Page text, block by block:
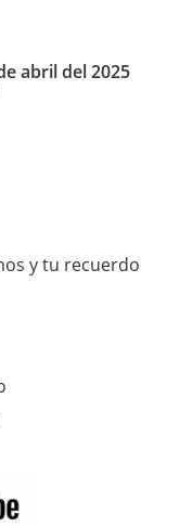
abril del 2025
y tu recuerdo